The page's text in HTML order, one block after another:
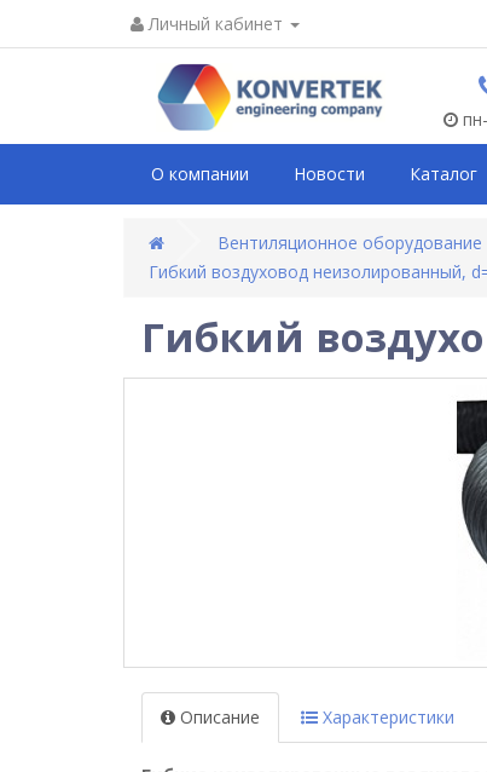
Личный кабинет
О компании Новости Каталог
Вентиляционное оборудование
Гибкий воздуховод неизолированный,
Гибкий
Описание Характеристики